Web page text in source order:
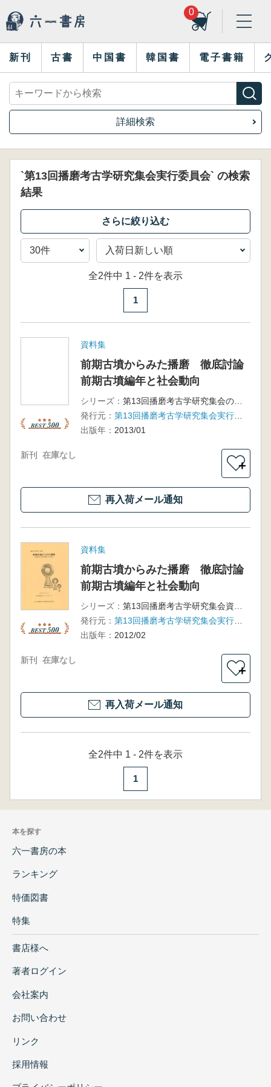
0
新刊 古書 中国書 韓国書 電子書籍
詳細検索
`第13回播磨考古学研究集会実行委員会` の検索
結果
全2件中 1 - 2件を表示
1
資料集
前期古墳からみた播磨 徹底討論
前期古墳編年と社会動向
シリーズ：
第13回播磨考古学研究集会の記録
発行元：
第13回播磨考古学研究集会実行委員会
出版年： 2013/01
新刊 在庫なし
＋
再入荷メール通知
資料集
前期古墳からみた播磨 徹底討論
前期古墳編年と社会動向
シリーズ：
発行元：
第13回播磨考古学研究集会実行委員会
出版年： 2012/02
新刊 在庫なし
＋
再入荷メール通知
全2件中 1 - 2件を表示
1
本を探す
六一書房の本
ランキング
特価図書
特集
書店様へ
著者ログイン
会社案内
お問い合わせ
リンク
採用情報